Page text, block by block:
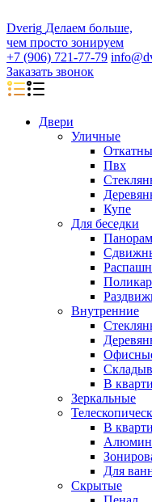
Dverig Делаем больше,
чем просто зонируем
+7 (906) 721-77-79
Заказать звонок
Двери
Уличные
Пвх
Купе
Для беседки
Внутренние
В
Зеркальные
В
Для
Скрытые